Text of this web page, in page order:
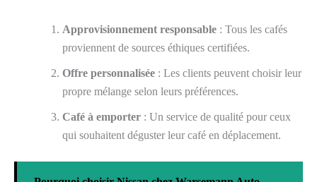
Approvisionnement responsable : Tous les cafés
proviennent de sources éthiques certifiées.
Offre personnalisée : Les clients peuvent choisir leur
propre mélange selon leurs préférences.
Café à emporter : Un service de qualité pour ceux
qui souhaitent déguster leur café en déplacement.